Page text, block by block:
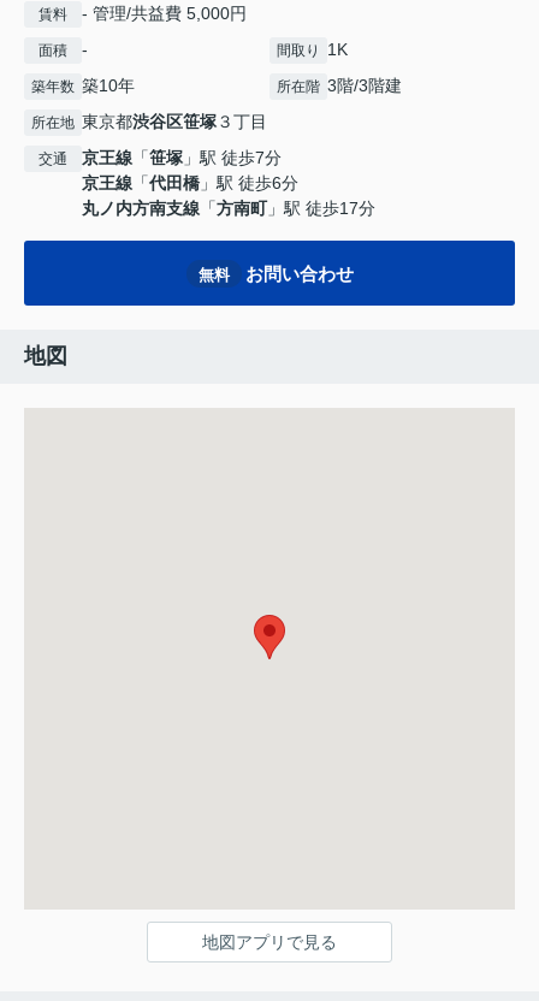
賃料 - 管理/共益費 5,000円
面積 - 間取り 1K
築年数 築10年 所在階 3階/3階建
所在地 東京都渋谷区笹塚３丁目
交通 京王線 「笹塚 」駅 徒歩7分
京王線 「代田橋 」駅 徒歩6分
丸ノ内方南支線 「方南町」駅 徒歩17分
無料 お問い合わせ
地図
地図アプリで見る